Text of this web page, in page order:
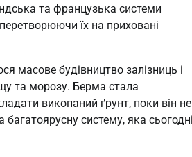
та французька системи
їх на приховані
масове будівництво залізниць і
та морозу. Берма стала
викопаний ґрунт, поки він не
багатоярусну систему, яка сьогодні